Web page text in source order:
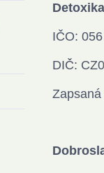
IČO:
DIČ: